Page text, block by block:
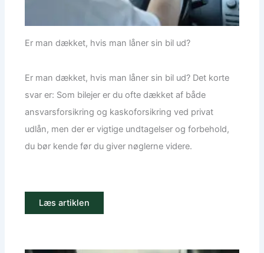
Er man dækket, hvis man låner sin bil ud?
Er man dækket, hvis man låner sin bil ud? Det korte
svar er: Som bilejer er du ofte dækket af både
ansvarsforsikring og kaskoforsikring ved privat
udlån, men der er vigtige undtagelser og forbehold,
du bør kende før du giver nøglerne videre.
Læs artiklen